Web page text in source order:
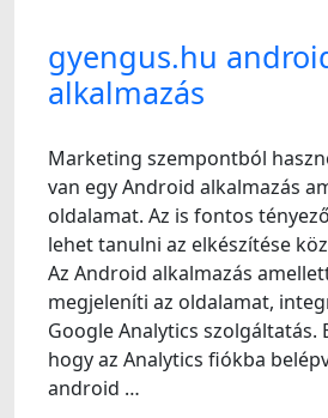
gyengus.hu
alkalmazás
Marketing szempontból
van egy Android alkalmazás
oldalamat. Az is fontos
lehet tanulni az elkészítése
Az Android alkalmazás
megjeleníti az oldalamat,
Google Analytics szolgáltatás.
hogy az Analytics fiókba
android …